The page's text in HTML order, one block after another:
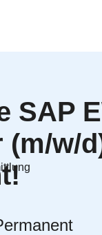
SAP
(m/w/